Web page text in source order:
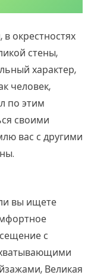
окрестностях
стены,
характер,
человек,
по этим
своими
вас с другими
вы ищете
с
Великая